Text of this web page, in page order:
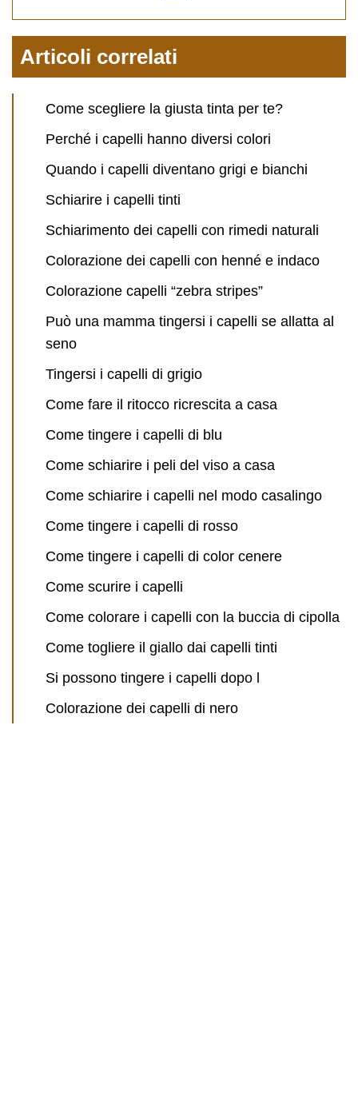
Articoli correlati
Come scegliere la giusta tinta per te?
Perché i capelli hanno diversi colori
Quando i capelli diventano grigi e bianchi
Schiarire i capelli tinti
Schiarimento dei capelli con rimedi naturali
Colorazione dei capelli con henné e indaco
Colorazione capelli “zebra stripes”
Può una mamma tingersi i capelli se allatta al
seno
Tingersi i capelli di grigio
Come fare il ritocco ricrescita a casa
Come tingere i capelli di blu
Come schiarire i peli del viso a casa
Come schiarire i capelli nel modo casalingo
Come tingere i capelli di rosso
Come tingere i capelli di color cenere
Come scurire i capelli
Come colorare i capelli con la buccia di cipolla
Come togliere il giallo dai capelli tinti
Si possono tingere i capelli dopo l
Colorazione dei capelli di nero